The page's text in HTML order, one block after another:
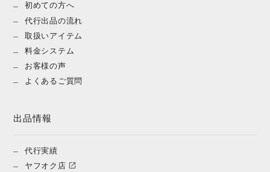
初めての方へ
代行出品の流れ
取扱いアイテム
料金システム
お客様の声
よくあるご質問
出品情報
代行実績
ヤフオク店